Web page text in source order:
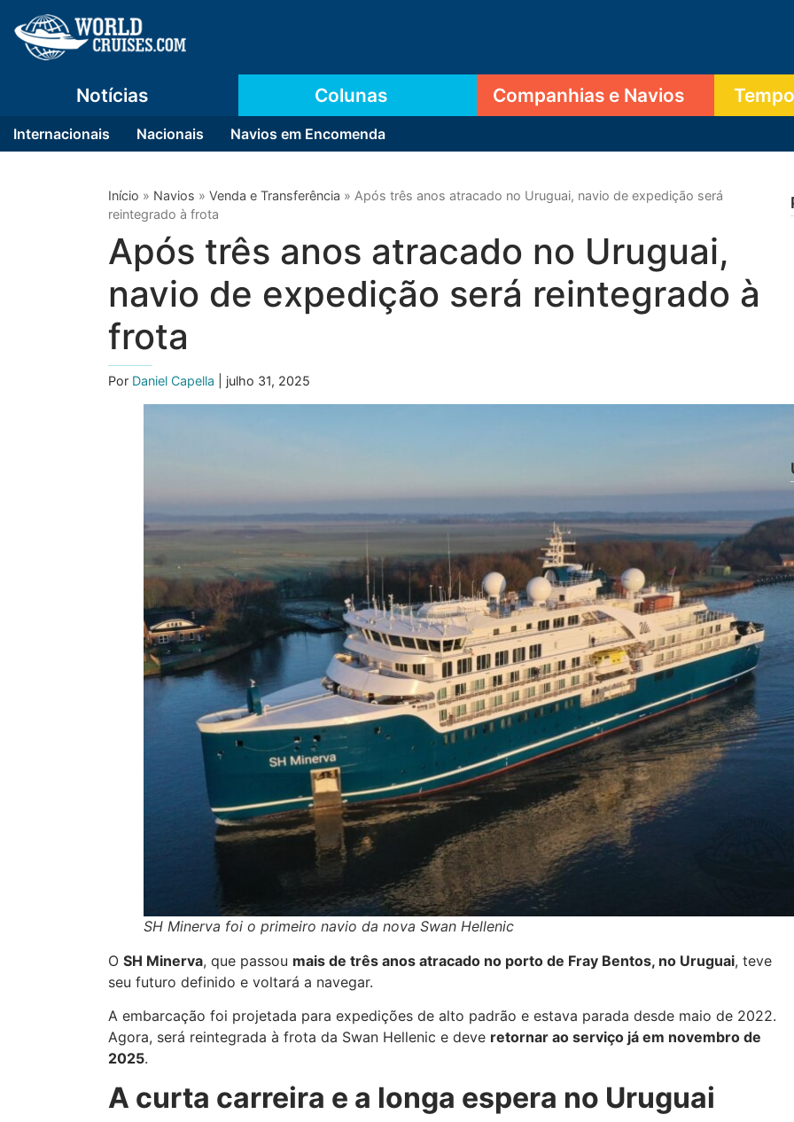
Notícias
Internacionais Nacionais Navios em Encomenda
Colunas Companhias e Navios
Início » Navios » Venda e Transferência » Após três anos atracado no Uruguai, navio de expedição será
reintegrado à frota
Após três anos atracado no Uruguai,
navio de expedição será reintegrado à
frota
Por Daniel Capella | julho 31, 2025
SH Minerva foi o primeiro navio da nova Swan Hellenic
O SH Minerva, que passou mais de três anos atracado no porto de Fray Bentos, no Uruguai, teve
seu futuro definido e voltará a navegar.
A embarcação foi projetada para expedições de alto padrão e estava parada desde maio de 2022.
Agora, será reintegrada à frota da Swan Hellenic e deve retornar ao serviço já em novembro de
2025.
A curta carreira e a longa espera no Uruguai